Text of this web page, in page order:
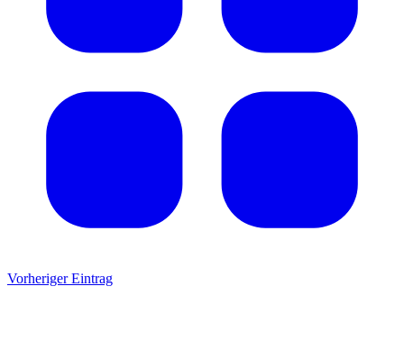
Vorheriger Eintrag